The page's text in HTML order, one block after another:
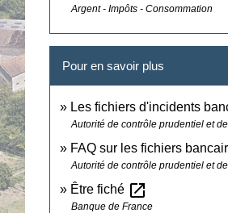
Argent - Impôts - Consommation
Pour en savoir plus
Les fichiers d'incidents
Autorité de contrôle prudentiel et
FAQ sur les fichiers
Autorité de contrôle prudentiel et
Être fiché open_in_new
Banque de France